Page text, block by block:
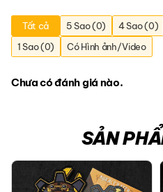
Tất cả 5 Sao (0) 4 Sao (0)
1 Sao (0)
Có Hình ảnh/Video
Chưa có đánh giá nào.
SẢN